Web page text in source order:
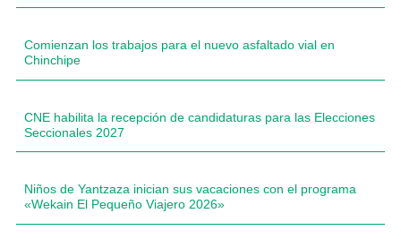
Comienzan los trabajos para el nuevo asfaltado vial en
Chinchipe
CNE habilita la recepción de candidaturas para las Elecciones
Seccionales 2027
Niños de Yantzaza inician sus vacaciones con el programa
«Wekain El Pequeño Viajero 2026»